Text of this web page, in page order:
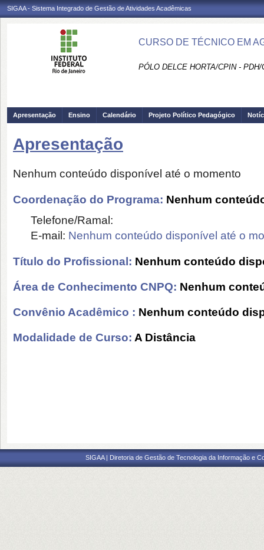
SIGAA - Sistema Integrado de Gestão de Atividades Acadêmicas
CURSO DE TÉCNICO EM
PÓLO DELCE HORTA/CPIN - PDH/
Apresentação Ensino Calendário Projeto Político Pedagógico
Apresentação
Nenhum conteúdo disponível até o momento
Coordenação do Programa: Nenhum
Telefone/Ramal:
E-mail: Nenhum conteúdo disponível até o
Título do Profissional: Nenhum conteúdo
Área de Conhecimento CNPQ: Nenhum
Convênio Acadêmico : Nenhum conteúdo
Modalidade de Curso: A Distância
SIGAA | Diretoria de Gestão de Tecnologia da Informação e